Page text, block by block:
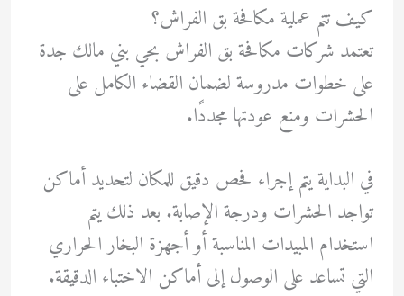
كيف تتم عملية مكافحة بق الفراش؟
تعتمد شركات مكافحة بق الفراش بحي بني مالك جدة
على خطوات مدروسة لضمان القضاء الكامل على
الحشرات ومنع عودتها مجددًا.
في البداية يتم إجراء فحص دقيق للمكان لتحديد أماكن
تواجد الحشرات ودرجة الإصابة. بعد ذلك يتم
استخدام المبيدات المناسبة أو أجهزة البخار الحراري
التي تساعد على الوصول إلى أماكن الاختباء الدقيقة.